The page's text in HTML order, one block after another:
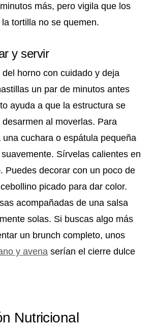
más, pero vigila que los
tortilla no se quemen.
y servir
horno con cuidado y deja
un par de minutos antes
ayuda a que la estructura se
al moverlas. Para
una cuchara o espátula pequeña
Sírvelas calientes en
Puedes decorar con un poco de
picado para dar color.
acompañadas de una salsa
solas. Si buscas algo más
un brunch completo, unos
y avena serían el cierre dulce
Nutricional